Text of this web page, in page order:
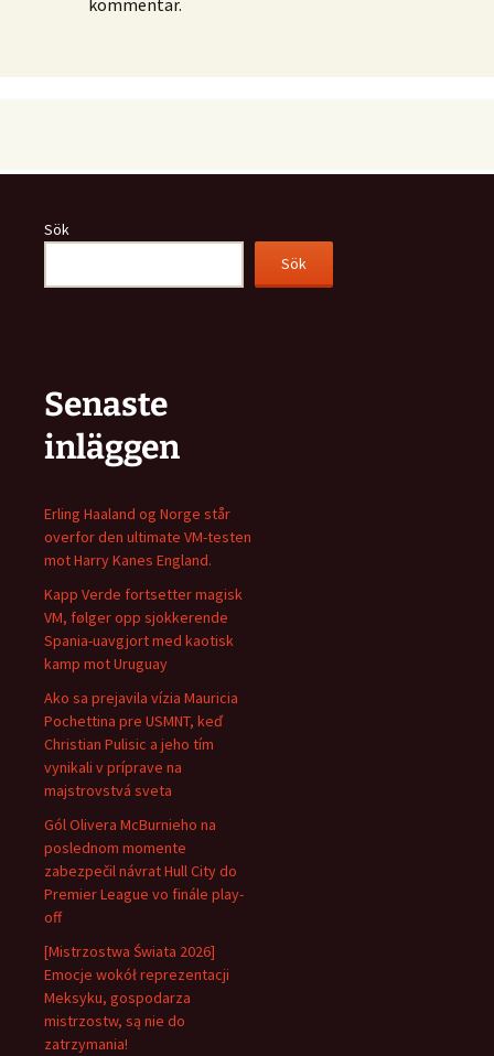
kommentar.
Sök
Sök
Senaste
inläggen
Erling Haaland og Norge står
overfor den ultimate VM-testen
mot Harry Kanes England.
Kapp Verde fortsetter magisk
VM, følger opp sjokkerende
Spania-uavgjort med kaotisk
kamp mot Uruguay
Ako sa prejavila vízia Mauricia
Pochettina pre USMNT, keď
Christian Pulisic a jeho tím
vynikali v príprave na
majstrovstvá sveta
Gól Olivera McBurnieho na
poslednom momente
zabezpečil návrat Hull City do
Premier League vo finále play-
off
[Mistrzostwa Świata 2026]
Emocje wokół reprezentacji
Meksyku, gospodarza
mistrzostw, są nie do
zatrzymania!